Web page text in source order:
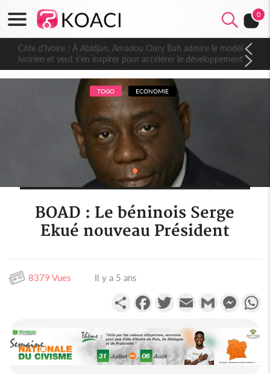
0
Côte d'Ivoire : À Abidjan, Amadou Oury Bah admire le modèle
ivoirien et veut s'en inspirer pour accélérer le développement
de la Guinée
TOGO ECONOMIE
BOAD : Le béninois Serge
Ekué nouveau Président
8379 Vues Il y a 5 ans
PartagerFacebookTwitterEmail Gmail